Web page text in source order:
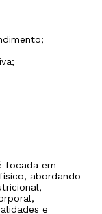
focada em
abordando
e